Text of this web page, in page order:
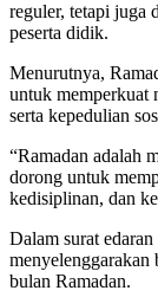
reguler, tetapi juga
peserta didik.
Menurutnya,
untuk memperkuat
serta kepedulian
“Ramadan adalah
dorong untuk
kedisiplinan, dan
Dalam surat
menyelenggarakan
bulan Ramadan.